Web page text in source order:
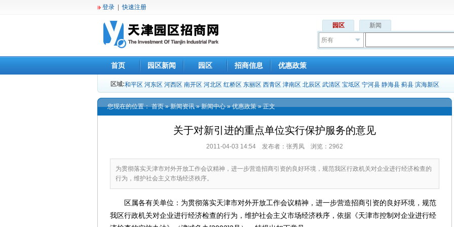
登录 |快速注册
园区 新闻
所有
首页 园区新闻 园区 招商信息 优惠政策
区域:和平区 河东区 河西区 南开区 河北区 红桥区 东丽区 西青区 津南区 北辰区 武清区 宝坻区 宁河县 静海县 蓟县 滨海新区
您现在的位置：首页»新闻资讯»新闻中心»优惠政策» 正文
关于对新引进的重点单位实行保护服务的意见
2011-04-03 14:54 发布者：张秀凤 浏览：2962
为贯彻落实天津市对外开放工作会议精神，进一步营造招商引资的良好环境，规范我区行政机关对企业进行经济检查的
行为，维护社会主义市场经济秩序。
区属各有关单位：为贯彻落实天津市对外开放工作会议精神，进一步营造招商引资的良好环境，规范
我区行政机关对企业进行经济检查的行为，维护社会主义市场经济秩序，依据《天津市控制对企业进行经